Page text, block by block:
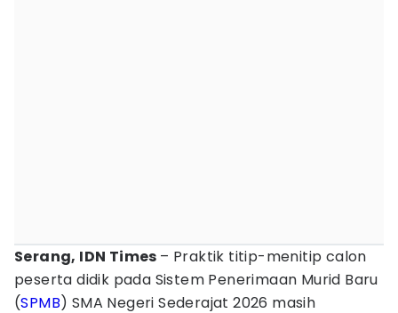
Serang, IDN Times – Praktik titip-menitip calon
peserta didik pada Sistem Penerimaan Murid Baru
(SPMB) SMA Negeri Sederajat 2026 masih